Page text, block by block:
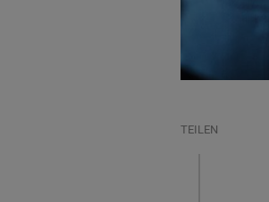
TEILEN